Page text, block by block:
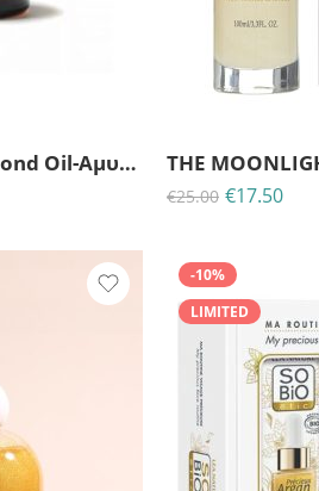
Organic Sweet Almond Oil-Αμυγδαλέλαιο
€25.00 €17.50
-10%
LIMITED